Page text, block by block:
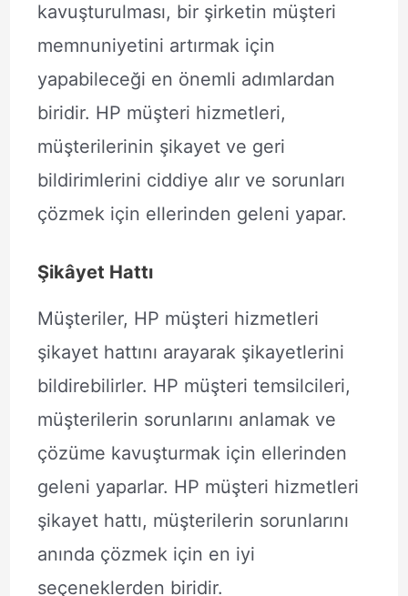
kavuşturulması, bir şirketin müşteri
memnuniyetini artırmak için
yapabileceği en önemli adımlardan
biridir. HP müşteri hizmetleri,
müşterilerinin şikayet ve geri
bildirimlerini ciddiye alır ve sorunları
çözmek için ellerinden geleni yapar.
Şikâyet Hattı
Müşteriler, HP müşteri hizmetleri
şikayet hattını arayarak şikayetlerini
bildirebilirler. HP müşteri temsilcileri,
müşterilerin sorunlarını anlamak ve
çözüme kavuşturmak için ellerinden
geleni yaparlar. HP müşteri hizmetleri
şikayet hattı, müşterilerin sorunlarını
anında çözmek için en iyi
seçeneklerden biridir.